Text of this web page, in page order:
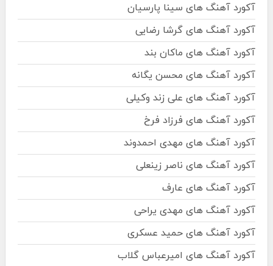
آکورد آهنگ های سینا پارسیان
آکورد آهنگ های گرشا رضایی
آکورد آهنگ های ماکان بند
آکورد آهنگ های محسن یگانه
آکورد آهنگ های علی زند وکیلی
آکورد آهنگ های فرزاد فرخ
آکورد آهنگ های مهدی احمدوند
آکورد آهنگ های ناصر زینعلی
آکورد آهنگ های عارف
آکورد آهنگ های مهدی یراحی
آکورد آهنگ های حمید عسکری
آکورد آهنگ های امیرعباس گلاب